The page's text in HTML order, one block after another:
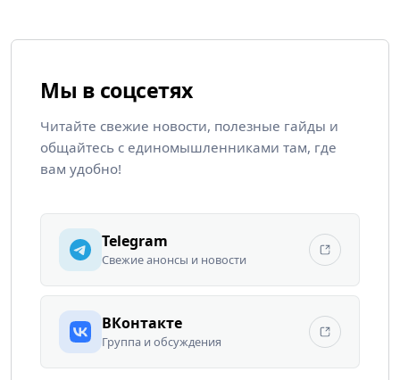
Мы в соцсетях
Читайте свежие новости, полезные гайды и
общайтесь с единомышленниками там, где
вам удобно!
Telegram
Свежие анонсы и новости
ВКонтакте
Группа и обсуждения